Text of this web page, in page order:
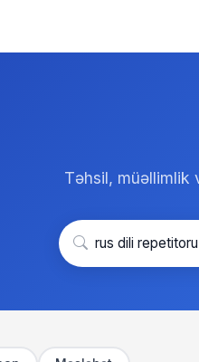
Təhsil, müəllimlik